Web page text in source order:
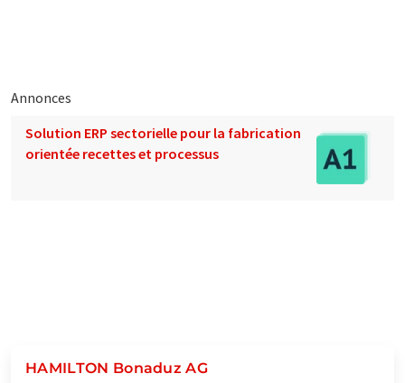
Annonces
Solution ERP sectorielle pour la fabrication
orientée recettes et processus
HAMILTON Bonaduz AG